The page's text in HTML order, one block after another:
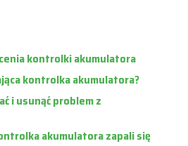
kontrolki akumulatora
kontrolka akumulatora?
i usunąć problem z
akumulatora zapali się